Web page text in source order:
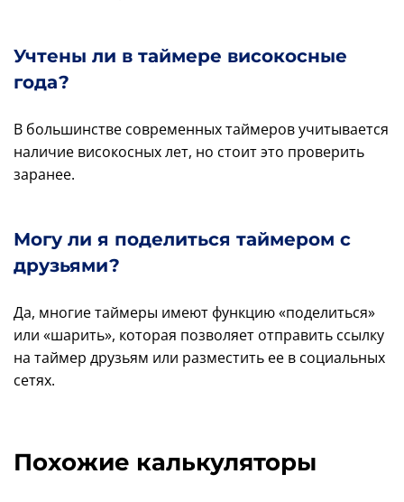
Учтены ли в таймере високосные
года?
В большинстве современных таймеров учитывается
наличие високосных лет, но стоит это проверить
заранее.
Могу ли я поделиться таймером с
друзьями?
Да, многие таймеры имеют функцию «поделиться»
или «шарить», которая позволяет отправить ссылку
на таймер друзьям или разместить ее в социальных
сетях.
Похожие калькуляторы